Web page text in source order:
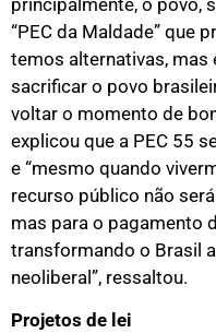
“PEC da Maldade” que
temos alternativas, mas
sacrificar o povo
voltar o momento de
explicou que a PEC 55
e “mesmo quando
recurso público não
mas para o pagamento
transformando o Brasil
neoliberal”, ressaltou.
Projetos de lei